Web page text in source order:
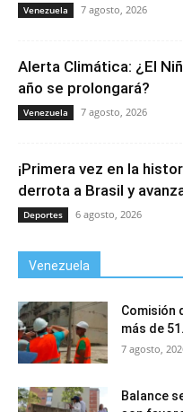
Venezuela 7 agosto, 2026
Alerta Climática: ¿El
año se prolongará?
Venezuela 7 agosto, 2026
¡Primera vez en la
derrota a Brasil y
Deportes 6 agosto, 2026
Venezuela
Comisión
más de
7 agosto,
Balance